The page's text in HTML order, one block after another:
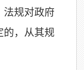
法规对政府
的，从其规